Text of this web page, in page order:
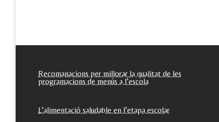
entrades
Recomanacions per millorar la qualitat de les
programacions de menús a l’escola
L’alimentació saludable en l’etapa escolar